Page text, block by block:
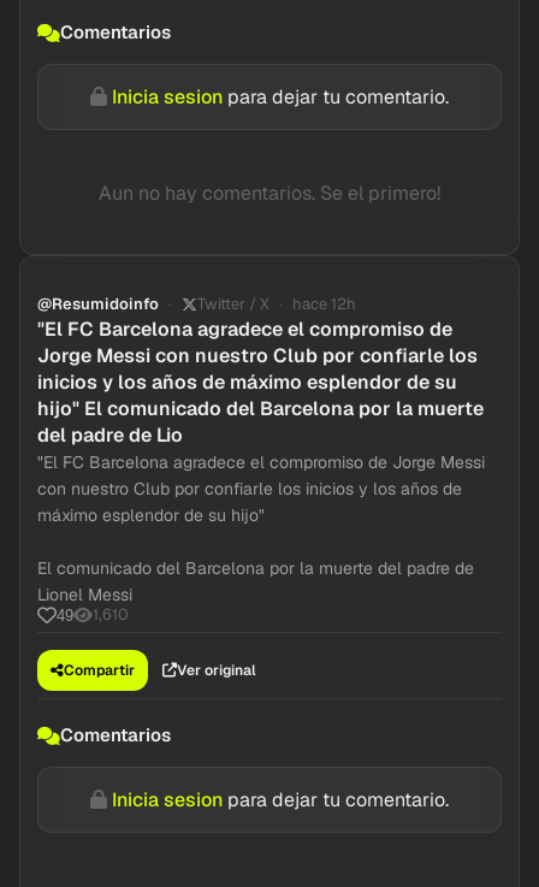
Comentarios
Inicia sesion para dejar tu comentario.
Aun no hay comentarios. Se el primero!
@Resumidoinfo Twitter / X hace 12h
"El FC Barcelona agradece el compromiso de
Jorge Messi con nuestro Club por confiarle los
inicios y los años de máximo esplendor de su
hijo" El comunicado del Barcelona por la muerte
del padre de Lio
"El FC Barcelona agradece el compromiso de Jorge Messi
con nuestro Club por confiarle los inicios y los años de
máximo esplendor de su hijo"
El comunicado del Barcelona por la muerte del padre de
Lionel Messi
49 1,610
Compartir Ver original
Comentarios
Inicia sesion para dejar tu comentario.